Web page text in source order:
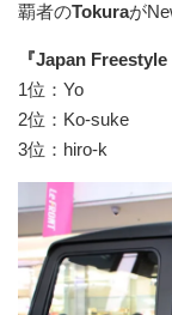
覇者のTokuraが
『Japan
1位：Yo
2位：Ko-suke
3位：hiro-k